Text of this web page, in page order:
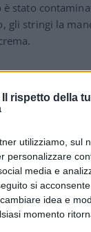
Il rispetto della
utilizziamo, sul
personalizzare
media e
si
idea e
momento
è stato
gli stringi la
gestita la
lo stesso
regole diverse